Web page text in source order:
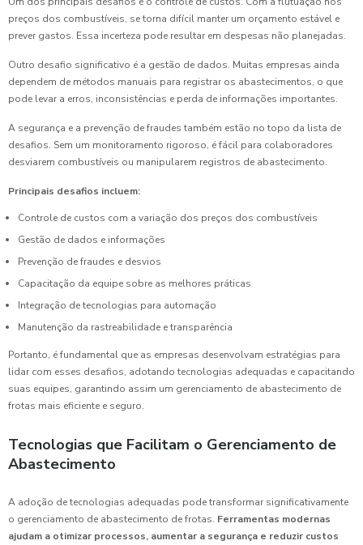
preços dos combustíveis, se torna difícil manter um orçamento estável e
prever gastos. Essa incerteza pode resultar em despesas não planejadas.
Outro desafio significativo é a gestão de dados. Muitas empresas ainda
dependem de métodos manuais para registrar os abastecimentos, o que
pode levar a erros, inconsistências e perda de informações importantes.
A segurança e a prevenção de fraudes também estão no topo da lista de
desafios. Sem um monitoramento rigoroso, é fácil para colaboradores
desviarem combustíveis ou manipularem registros de abastecimento.
Principais desafios incluem:
Controle de custos com a variação dos preços dos combustíveis
Gestão de dados e informações
Prevenção de fraudes e desvios
Capacitação da equipe sobre as melhores práticas
Integração de tecnologias para automação
Manutenção da rastreabilidade e transparência
Portanto, é fundamental que as empresas desenvolvam estratégias para
lidar com esses desafios, adotando tecnologias adequadas e capacitando
suas equipes, garantindo assim um gerenciamento de abastecimento de
frotas mais eficiente e seguro.
Tecnologias que Facilitam o Gerenciamento de
Abastecimento
A adoção de tecnologias adequadas pode transformar significativamente
o gerenciamento de abastecimento de frotas. Ferramentas modernas
ajudam a otimizar processos, aumentar a segurança e reduzir custos